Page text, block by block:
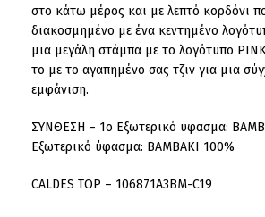
στο κάτω μέρος και με λεπτό κορδόνι
διακοσμημένο με ένα κεντημένο
μια μεγάλη στάμπα με το λογότυπο
το με το αγαπημένο σας τζιν για μια
εμφάνιση.
ΣΥΝΘΕΣΗ – 1ο Εξωτερικό ύφασμα:
Εξωτερικό ύφασμα: ΒΑΜΒΑΚΙ 100%
CALDES TOP – 106871A3BM-C19